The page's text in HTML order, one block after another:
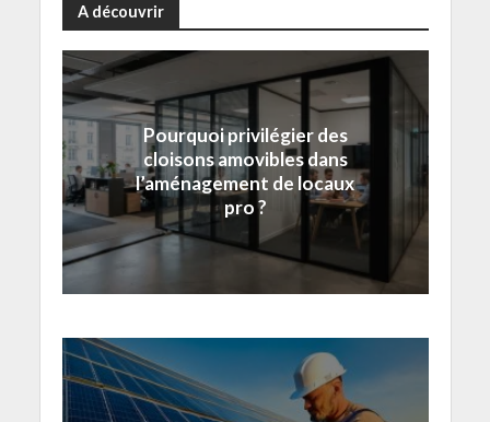
A découvrir
Pourquoi privilégier des
cloisons amovibles dans
l’aménagement de locaux
pro ?